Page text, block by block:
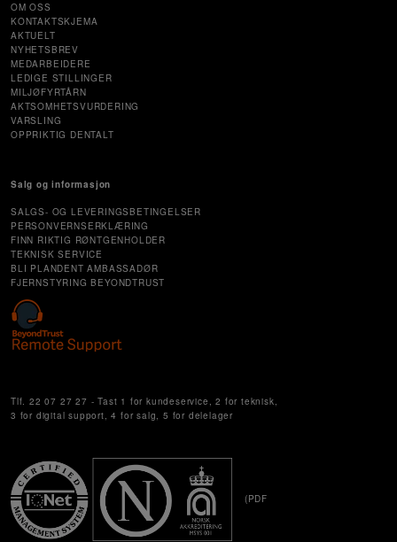
OM OSS
KONTAKTSKJEMA
AKTUELT
NYHETSBREV
MEDARBEIDERE
LEDIGE STILLINGER
MILJØFYRTÅRN
AKTSOMHETSVURDERING
VARSLING
OPPRIKTIG DENTALT
Salg og informasjon
SALGS- OG LEVERINGSBETINGELSER
PERSONVERNSERKLÆRING
FINN RIKTIG RØNTGENHOLDER
TEKNISK SERVICE
BLI PLANDENT AMBASSADØR
FJERNSTYRING BEYONDTRUST
Tlf. 22 07 27 27 - Tast 1 for kundeservice, 2 for teknisk,
3 for digital support, 4 for salg, 5 for delelager
(PDF